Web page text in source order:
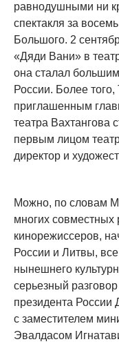
равнодушными ни
спектакля за
Большого. 2
«Дяди Вани» в
она сталал
России. Более
приглашенным
театра Вахтангова
первым лицом
директор и
Можно, по словам
многих совместных
кинорежиссеров,
России и Литвы,
нынешнего
серьезный
президента
с заместителем
Эвалдасом